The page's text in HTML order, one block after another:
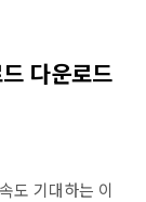
다운로드
도 기대하는 이